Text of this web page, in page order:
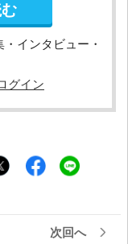
インタビュー・
グイン
次回へ